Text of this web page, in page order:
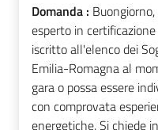
Domanda :
esperto in
iscritto all'elenco dei
Emilia-Romagna al
gara o possa essere
con comprovata
energetiche. Si chiede